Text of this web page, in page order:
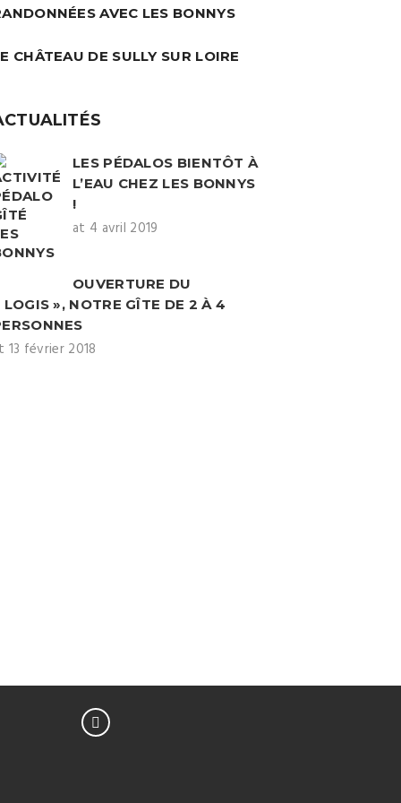
AVEC LES BONNYS
CHÂTEAU DE SULLY SUR LOIRE
LES PÉDALOS BIENTÔT À
L’EAU CHEZ LES BONNYS
!
at 4 avril 2019
OUVERTURE DU
LOGIS », NOTRE GÎTE DE 2 À 4
13 février 2018